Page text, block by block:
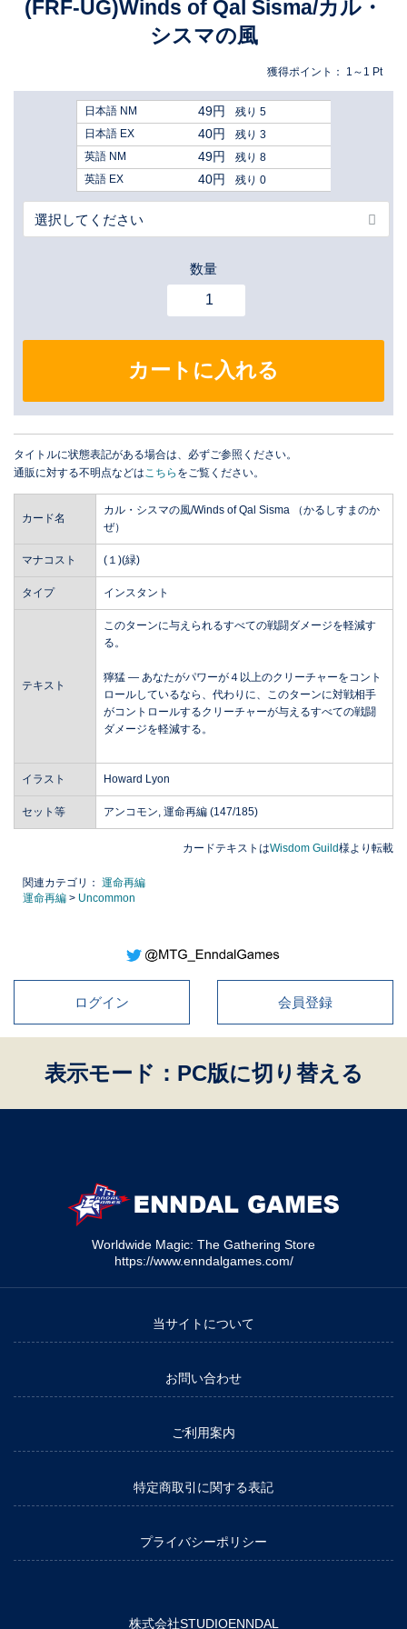
(FRF-UG)Winds of Qal Sisma/カル・
シスマの風
獲得ポイント： 1～1 Pt
日本語 NM 49円
残り 5
日本語 EX
40円
残り 3
英語 NM
49円
残り 8
英語 EX
40円 残り 0
数量
カートに入れる
タイトルに状態表記がある場合は、必ずご参照ください。
通販に対する不明点などは こちら をご覧ください。
カード名
カル・シスマの風/Winds of Qal Sisma （かるしすまのか
ぜ）
マナコスト (１)(緑)
タイプ インスタント
テキスト
このターンに与えられるすべての戦闘ダメージを軽減す
る。
獰猛 ― あなたがパワーが４以上のクリーチャーをコント
ロールしているなら、代わりに、このターンに対戦相手
がコントロールするクリーチャーが与えるすべての戦闘
ダメージを軽減する。
イラスト Howard Lyon
セット等 アンコモン, 運命再編 (147/185)
カードテキストはWisdom Guild様より転載
関連カテゴリ： 運命再編
運命再編 > Uncommon
ログイン 会員登録
表示モード：PC版に切り替える
Worldwide Magic: The Gathering Store
https://www.enndalgames.com/
当サイトについて
お問い合わせ
ご利用案内
特定商取引に関する表記
プライバシーポリシー
株式会社STUDIOENNDAL